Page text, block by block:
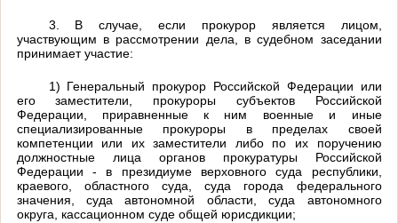
3. В случае, если прокурор является лицом,
участвующим в рассмотрении дела, в судебном заседании
принимает участие:
1) Генеральный прокурор Российской Федерации или
его заместители, прокуроры субъектов Российской
Федерации, приравненные к ним военные и иные
специализированные прокуроры в пределах своей
компетенции или их заместители либо по их поручению
должностные лица органов прокуратуры Российской
Федерации - в президиуме верховного суда республики,
краевого, областного суда, суда города федерального
значения, суда автономной области, суда автономного
округа, кассационном суде общей юрисдикции;